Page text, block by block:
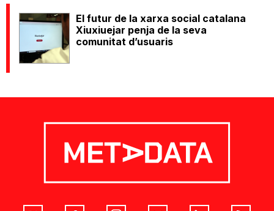
El futur de la xarxa social catalana
Xiuxiuejar penja de la seva
comunitat d’usuaris